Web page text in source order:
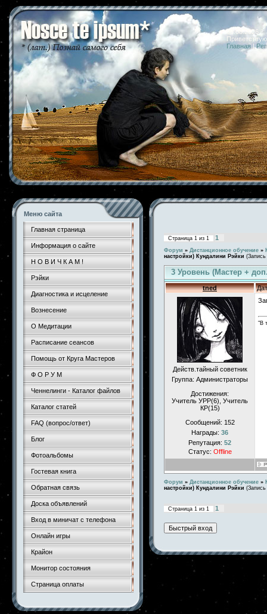
08.08.2026
Главная |
Меню сайта
Главная страница
Информация о сайте
Н О В И Ч К А М !
Рэйки
Диагностика и исцеление
Вознесение
О Медитации
Расписание сеансов
Помощь от Круга Мастеров
Ф О Р У М
Ченнелинги - Каталог файлов
Каталог статей
FAQ (вопрос/ответ)
Блог
Фотоальбомы
Гостевая книга
Обратная связь
Доска объявлений
Вход в миничат с телефона
Онлайн игры
Крайон
Монитор состояния
Страница оплаты
Страница 1 из 1 1
Форум » Дистанционное обучение »
настройки) Кундалини Рэйки (Запись
3 Уровень (Мастер +
tned
Действ.тайный советник
Группа: Администраторы
Достижения:
Учитель УРР(6), Учитель
КР(15)
Сообщений: 152
Награды: 36
Репутация: 52
Статус: Offline
"В
Форум » Дистанционное обучение »
настройки) Кундалини Рэйки (Запись
Страница 1 из 1 1